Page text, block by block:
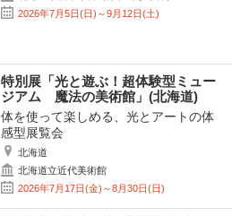
2026年7月5日(日)～9月12日(土)
特別展「光と遊ぶ！超体験型ミュー
ジアム 魔法の美術館」(北海道)
体を使って楽しめる、光とアートの体
感型展覧会
北海道
北海道立近代美術館
2026年7月17日(金)～8月30日(日)